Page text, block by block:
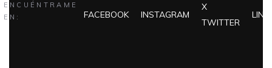
ENCUÉNTRAME
EN:
FACEBOOK INSTAGRAM
X
TWITTER